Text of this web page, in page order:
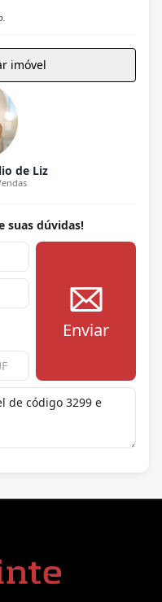
imóvel
de Liz
suas dúvidas!
Enviar